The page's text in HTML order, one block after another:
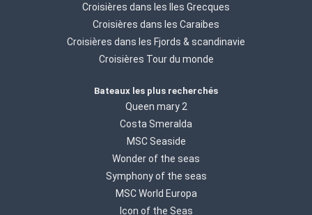
Croisières dans les Iles Grecques
Croisières dans les Caraibes
Croisières dans les Fjords & scandinavie
Croisières Tour du monde
Bateaux les plus recherchés
Queen mary 2
Costa Smeralda
MSC Seaside
Wonder of the seas
Symphony of the seas
MSC World Europa
Icon of the Seas